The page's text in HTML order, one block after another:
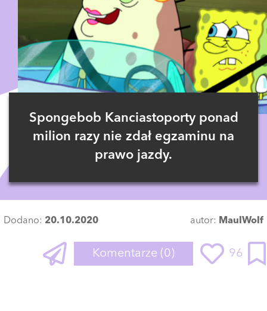
Spongebob Kanciastoporty ponad
milion razy nie zdał egzaminu na
prawo jazdy.
Dodano: 20.10.2020 autor: MaulWolf
Komentarze (0) 96